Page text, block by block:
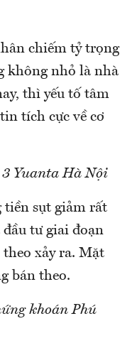
chiếm tỷ trọng
không nhỏ là nhà
thì yếu tố tâm
tích cực về cơ
Yuanta Hà Nội
tiền sụt giảm rất
tư giai đoạn
xảy ra. Mặt
bán theo.
khoán Phú